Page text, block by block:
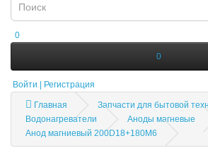
0
0
Войти | Регистрация
Главная
Запчасти для бытовой
Водонагреватели
Аноды магневые
Анод магниевый 200D18+180M6